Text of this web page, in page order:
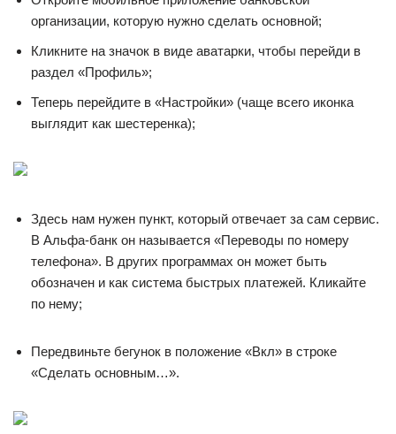
организации, которую нужно сделать основной;
Кликните на значок в виде аватарки, чтобы перейди в
раздел «Профиль»;
Теперь перейдите в «Настройки» (чаще всего иконка
выглядит как шестеренка);
Здесь нам нужен пункт, который отвечает за сам сервис.
В Альфа-банк он называется «Переводы по номеру
телефона». В других программах он может быть
обозначен и как система быстрых платежей. Кликайте
по нему;
Передвиньте бегунок в положение «Вкл» в строке
«Сделать основным…».